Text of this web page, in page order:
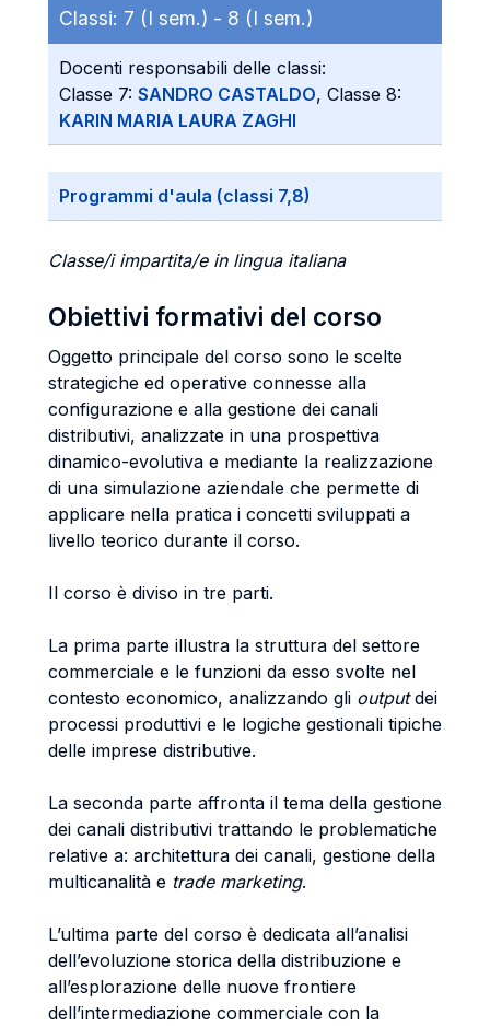
Classi: 7 (I sem.) - 8 (I sem.)
Docenti responsabili delle classi:
Classe 7: SANDRO CASTALDO, Classe 8:
KARIN MARIA LAURA ZAGHI
Programmi d'aula (classi 7,8)
Classe/i impartita/e in lingua italiana
Obiettivi formativi del corso
Oggetto principale del corso sono le scelte
strategiche ed operative connesse alla
configurazione e alla gestione dei canali
distributivi, analizzate in una prospettiva
dinamico-evolutiva e mediante la realizzazione
di una simulazione aziendale che permette di
applicare nella pratica i concetti sviluppati a
livello teorico durante il corso.
Il corso è diviso in tre parti.
La prima parte illustra la struttura del settore
commerciale e le funzioni da esso svolte nel
contesto economico, analizzando gli outputdei
processi produttivi e le logiche gestionali tipiche
delle imprese distributive.
La seconda parte affronta il tema della gestione
dei canali distributivi trattando le problematiche
relative a: architettura dei canali, gestione della
multicanalità e trade marketing.
L’ultima parte del corso è dedicata all’analisi
dell’evoluzione storica della distribuzione e
all’esplorazione delle nuove frontiere
dell’intermediazione commerciale con la